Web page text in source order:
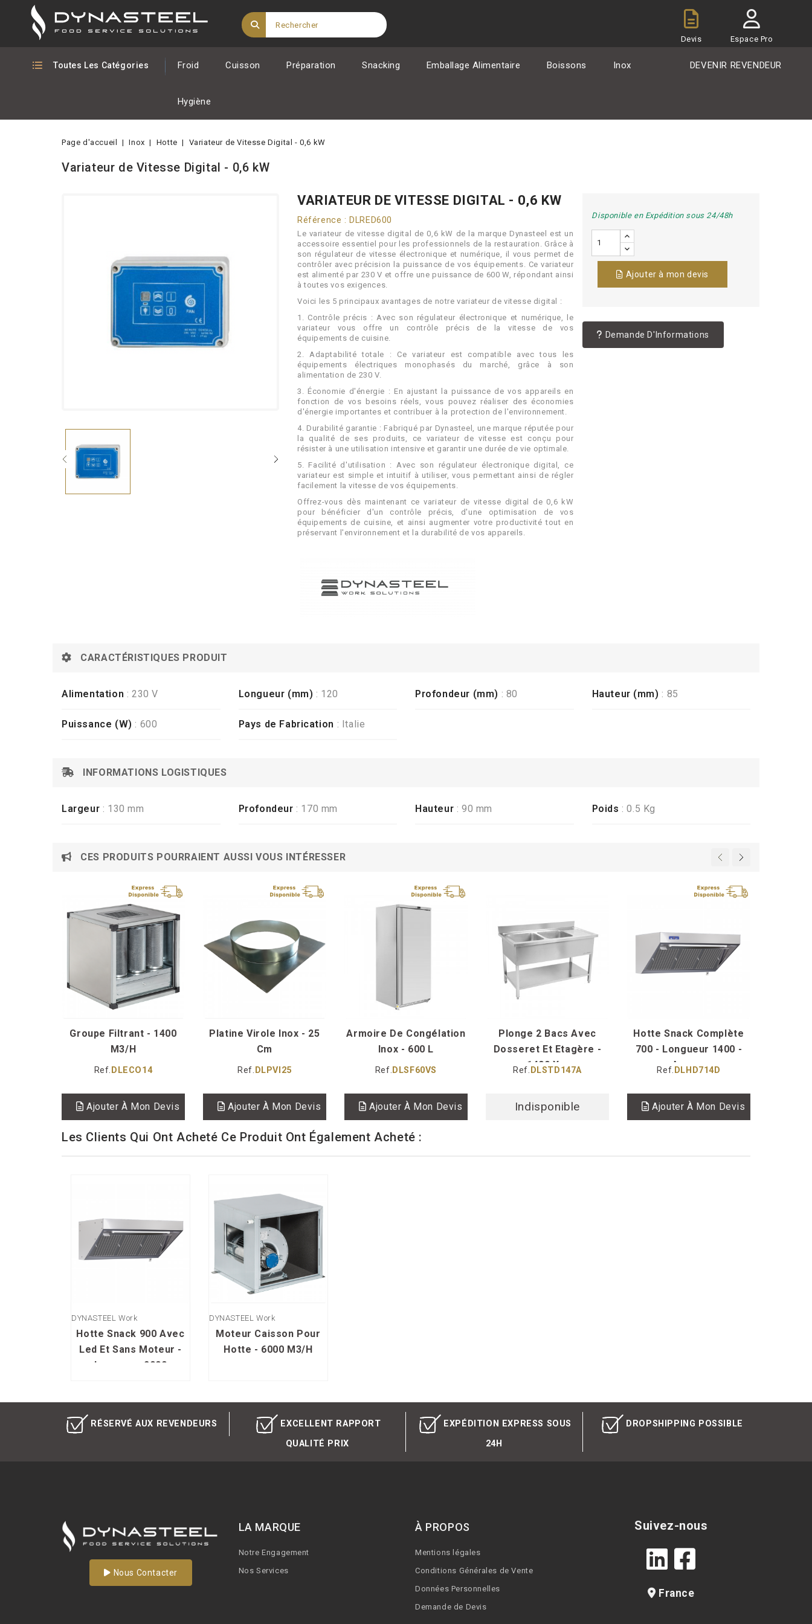
Espace Pro
Devis
Toutes Les Catégories Froid Cuisson Préparation Snacking Emballage Alimentaire Boissons Inox
Hygiène
DEVENIR REVENDEUR
Page d'accueil Inox Hotte Variateur de Vitesse Digital - 0,6 kW
Variateur de Vitesse Digital - 0,6 kW
VARIATEUR DE VITESSE DIGITAL - 0,6 KW
Référence : DLRED600
Le variateur de vitesse digital de 0,6 kW de la marque Dynasteel est un
accessoire essentiel pour les professionnels de la restauration. Grâce à
son régulateur de vitesse électronique et numérique, il vous permet de
contrôler avec précision la puissance de vos équipements. Ce variateur
est alimenté par 230 V et offre une puissance de 600 W, répondant ainsi
à toutes vos exigences.
Voici les 5 principaux avantages de notre variateur de vitesse digital :
1. Contrôle précis : Avec son régulateur électronique et numérique, le
variateur vous offre un contrôle précis de la vitesse de vos
équipements de cuisine.
2. Adaptabilité totale : Ce variateur est compatible avec tous les
équipements électriques monophasés du marché, grâce à son
alimentation de 230 V.
3. Économie d'énergie : En ajustant la puissance de vos appareils en
fonction de vos besoins réels, vous pouvez réaliser des économies
d'énergie importantes et contribuer à la protection de l'environnement.
4. Durabilité garantie : Fabriqué par Dynasteel, une marque réputée pour
la qualité de ses produits, ce variateur de vitesse est conçu pour
résister à une utilisation intensive et garantir une durée de vie optimale.
5. Facilité d'utilisation : Avec son régulateur électronique digital, ce
variateur est simple et intuitif à utiliser, vous permettant ainsi de régler
facilement la vitesse de vos équipements.
Offrez-vous dès maintenant ce variateur de vitesse digital de 0,6 kW
pour bénéficier d'un contrôle précis, d'une optimisation de vos
équipements de cuisine, et ainsi augmenter votre productivité tout en
préservant l'environnement et la durabilité de vos appareils.
Disponible en Expédition sous 24/48h
Ajouter à mon devis
Demande D'Informations
CARACTÉRISTIQUES PRODUIT
Alimentation : 230 V Longueur (mm) : 120 Profondeur (mm) : 80 Hauteur (mm) : 85
Puissance (W) : 600 Pays de Fabrication : Italie
INFORMATIONS LOGISTIQUES
Largeur : 130 mm Profondeur : 170 mm Hauteur : 90 mm Poids : 0.5 Kg
CES PRODUITS POURRAIENT AUSSI VOUS INTÉRESSER
Groupe Filtrant - 1400
M3/h
Ref. DLECO14
Ajouter À Mon Devis
Platine Virole Inox - 25
Cm
Ref. DLPVI25
Ajouter À Mon Devis
Armoire De Congélation
Inox - 600 L
Ref. DLSF60VS
Ajouter À Mon Devis
Plonge 2 Bacs Avec
Dosseret Et Etagère -
1400 X...
Ref. DLSTD147A
Indisponible
Hotte Snack Complète
700 - Longueur 1400 -
Avec...
Ref. DLHD714D
Ajouter À Mon Devis
Les Clients Qui Ont Acheté Ce Produit Ont Également Acheté :
DYNASTEEL Work
Hotte Snack 900 Avec
Led Et Sans Moteur -
Longueur 2000
DYNASTEEL Work
Moteur Caisson Pour
Hotte - 6000 M3/h
RÉSERVÉ AUX REVENDEURS
EXCELLENT RAPPORT
QUALITÉ PRIX
EXPÉDITION EXPRESS SOUS
24H
DROPSHIPPING POSSIBLE
Nous Contacter
LA MARQUE
Notre Engagement
Nos Services
À PROPOS
Mentions légales
Conditions Générales de Vente
Données Personnelles
Demande de Devis
Suivez-nous
France